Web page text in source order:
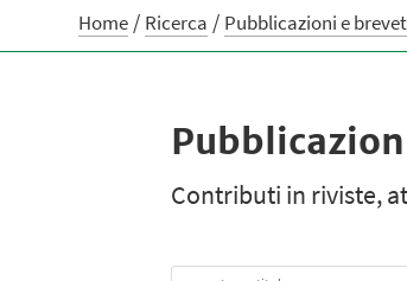
Home Ricerca Pubblicazioni e
Contributi in riviste,